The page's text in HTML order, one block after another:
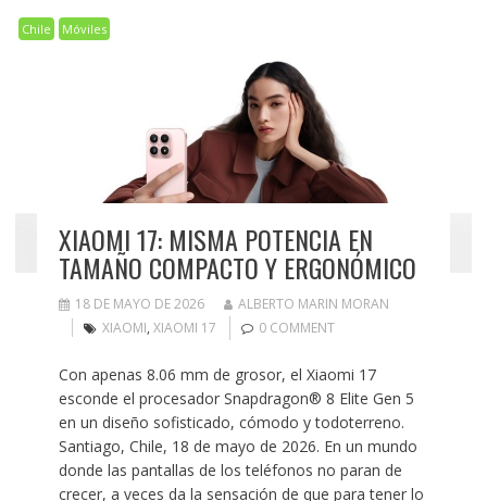
Chile Móviles
XIAOMI 17: MISMA POTENCIA EN
TAMAÑO COMPACTO Y ERGONÓMICO
18 DE MAYO DE 2026
ALBERTO MARIN MORAN
XIAOMI, XIAOMI 17 0 COMMENT
Con apenas 8.06 mm de grosor, el Xiaomi 17
esconde el procesador Snapdragon® 8 Elite Gen 5
en un diseño sofisticado, cómodo y todoterreno.
Santiago, Chile, 18 de mayo de 2026. En un mundo
donde las pantallas de los teléfonos no paran de
crecer, a veces da la sensación de que para tener lo